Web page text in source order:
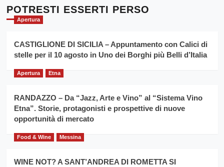
l’
evento
la
filiera
grano
Cronoscalata
per
il
anno
vince
Franco
Caruso
POTRESTI ESSERTI PERSO
Apertura
CASTIGLIONE DI SICILIA – Appuntamento con Calici di
stelle per il 10 agosto in Uno dei Borghi più Belli d’Italia
Apertura Etna
RANDAZZO – Da “Jazz, Arte e Vino” al “Sistema Vino
Etna”. Storie, protagonisti e prospettive di nuove
opportunità di mercato
Food & Wine Messina
WINE NOT? A SANT’ANDREA DI ROMETTA SI